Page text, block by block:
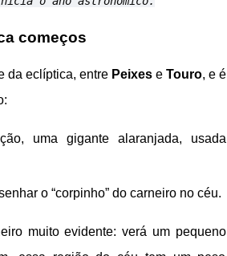
começos
da eclíptica, entre Peixese Touro, e é
uma gigante alaranjada, usada
o “corpinho” do carneiro no céu.
muito evidente: verá um pequeno